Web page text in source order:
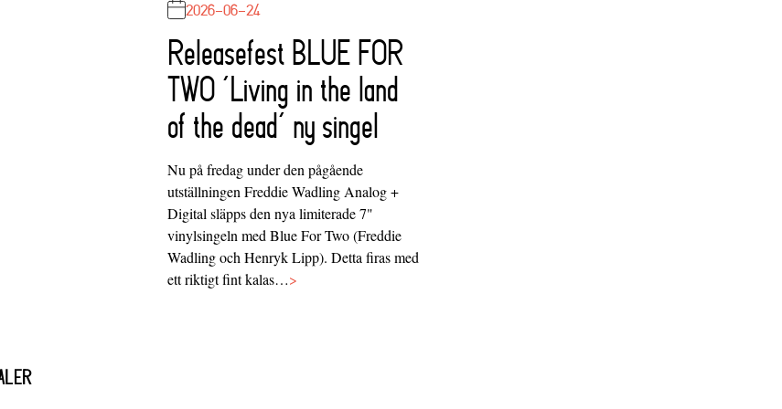
2026-06-24
Releasefest BLUE FOR
TWO ‘Living in the land
of the dead’ ny singel
Nu på fredag under den pågående
utställningen Freddie Wadling Analog +
Digital släpps den nya limiterade 7"
vinylsingeln med Blue For Two (Freddie
Wadling och Henryk Lipp). Detta firas med
ett riktigt fint kalas…>